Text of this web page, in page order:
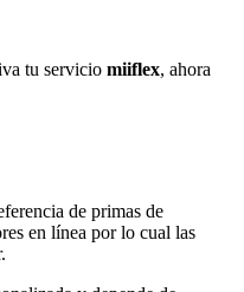
tu servicio miiflex, ahora
de primas de
en línea por lo cual las